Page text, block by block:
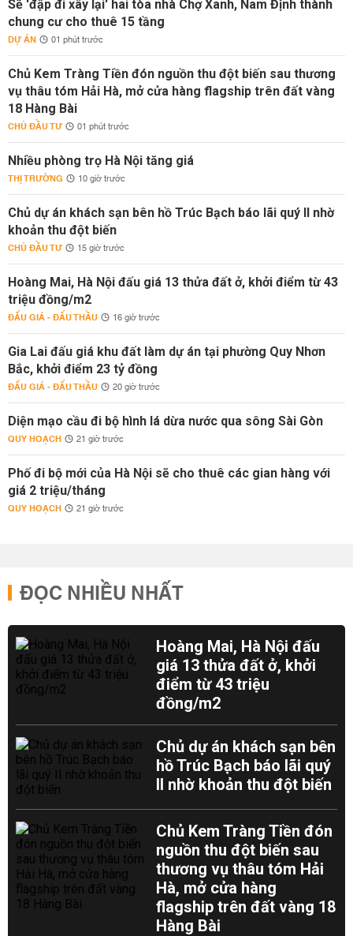
Sẽ 'đập đi xây lại' hai tòa nhà Chợ Xanh, Nam Định thành
chung cư cho thuê 15 tầng
DỰ ÁN 01 phút trước
Chủ Kem Tràng Tiền đón nguồn thu đột biến sau thương
vụ thâu tóm Hải Hà, mở cửa hàng flagship trên đất vàng
18 Hàng Bài
CHỦ ĐẦU TƯ 01 phút trước
Nhiều phòng trọ Hà Nội tăng giá
THỊ TRƯỜNG 10 giờ trước
Chủ dự án khách sạn bên hồ Trúc Bạch báo lãi quý II nhờ
khoản thu đột biến
CHỦ ĐẦU TƯ 15 giờ trước
Hoàng Mai, Hà Nội đấu giá 13 thửa đất ở, khởi điểm từ 43
triệu đồng/m2
ĐẤU GIÁ - ĐẤU THẦU 16 giờ trước
Gia Lai đấu giá khu đất làm dự án tại phường Quy Nhơn
Bắc, khởi điểm 23 tỷ đồng
ĐẤU GIÁ - ĐẤU THẦU 20 giờ trước
Diện mạo cầu đi bộ hình lá dừa nước qua sông Sài Gòn
QUY HOẠCH 21 giờ trước
Phố đi bộ mới của Hà Nội sẽ cho thuê các gian hàng với
giá 2 triệu/tháng
QUY HOẠCH 21 giờ trước
ĐỌC NHIỀU NHẤT
Hoàng Mai, Hà Nội đấu
giá 13 thửa đất ở, khởi
điểm từ 43 triệu
đồng/m2
Chủ dự án khách sạn bên
hồ Trúc Bạch báo lãi quý
II nhờ khoản thu đột biến
Chủ Kem Tràng Tiền đón
nguồn thu đột biến sau
thương vụ thâu tóm Hải
Hà, mở cửa hàng
flagship trên đất vàng 18
Hàng Bài